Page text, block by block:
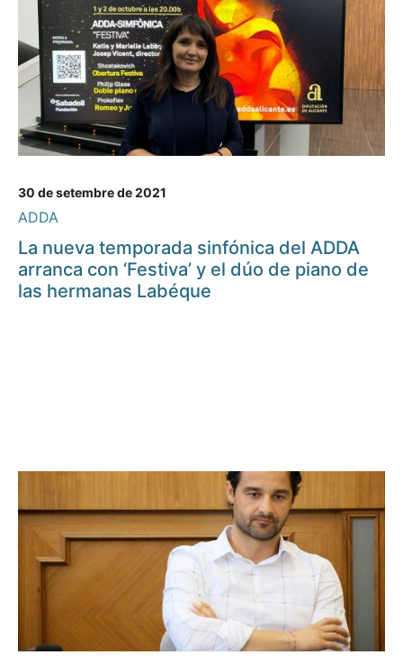
30 de setembre de 2021
ADDA
La nueva temporada sinfónica del ADDA
arranca con ‘Festiva’ y el dúo de piano de
las hermanas Labéque